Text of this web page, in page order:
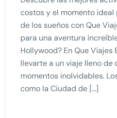
costos y el momento
de los sueños con Que
para una aventura
Hollywood? En Que Viajes
llevarte a un viaje lleno de
momentos inolvidables.
como la Ciudad de […]